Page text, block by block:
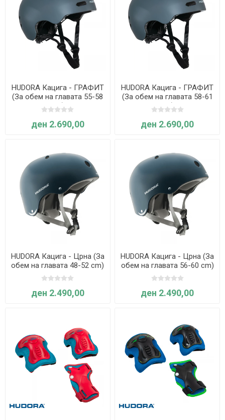
HUDORA Кацига - ГРАФИТ
(За обем на главата 55-58
cm)
ден 2.690,00
HUDORA Кацига - ГРАФИТ
(За обем на главата 58-61
cm)
ден 2.690,00
HUDORA Кацига - Црна (За
обем на главата 48-52 cm)
ден 2.490,00
HUDORA Кацига - Црна (За
обем на главата 56-60 cm)
ден 2.490,00